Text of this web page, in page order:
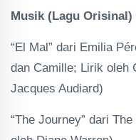
Musik (Lagu Orisinal)
“El Mal” dari Emilia
dan Camille; Lirik oleh
Jacques Audiard)
“The Journey” dari